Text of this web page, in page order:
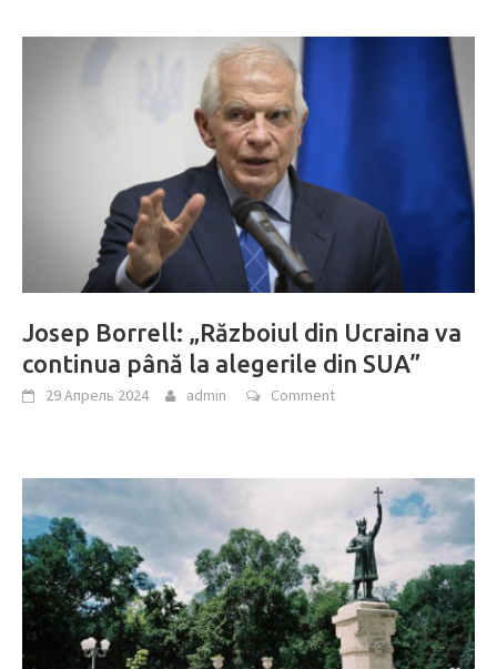
Josep Borrell: „Războiul din Ucraina va
continua până la alegerile din SUA”
29 Апрель 2024 admin Comment